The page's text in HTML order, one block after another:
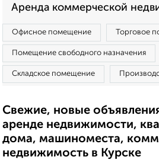
Аренда коммерческой
Офисное помещение Торговое
Помещение свободного назначения
Складское помещение
Свежие, новые
аренде недвижимости,
дома, машиноместа,
недвижимость в Курске